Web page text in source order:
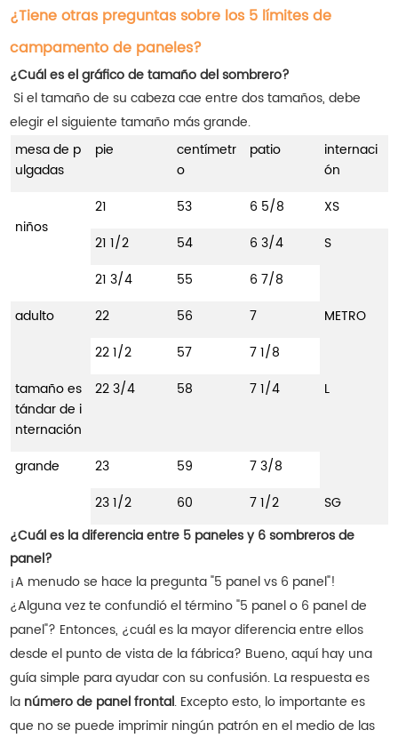
¿Tiene otras preguntas sobre los 5 límites de
campamento de paneles?
¿Cuál es el gráfico de tamaño del sombrero?
Si el tamaño de su cabeza cae entre dos tamaños, debe
elegir el siguiente tamaño más grande.
mesa de p
ulgadas
pie
centímetr
o
patio
internaci
ón
niños
21 53 6 5/8
XS
21 1/2
54 6 3/4
S
21 3/4
55
6 7/8
adulto
22 56 7
METRO
22 1/2
57
7 1/8
tamaño es
tándar de i
nternación
22 3/4 58 7 1/4 L
grande 23 59
7 3/8
23 1/2
60 7 1/2
SG
¿Cuál es la diferencia entre 5 paneles y 6 sombreros de
panel?
¡A menudo se hace la pregunta "5 panel vs 6 panel"!
¿Alguna vez te confundió el término "5 panel o 6 panel de
panel"? Entonces, ¿cuál es la mayor diferencia entre ellos
desde el punto de vista de la fábrica? Bueno, aquí hay una
guía simple para ayudar con su confusión. La respuesta es
la número de panel frontal. Excepto esto, lo importante es
que no se puede imprimir ningún patrón en el medio de las